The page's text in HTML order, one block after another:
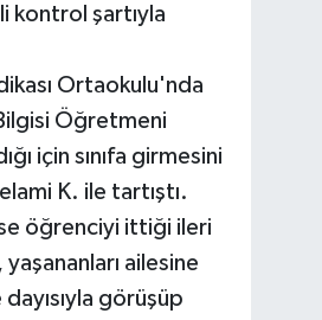
kontrol şartıyla
Ortaokulu'nda
Öğretmeni
için sınıfa girmesini
K. ile tartıştı.
öğrenciyi ittiği ileri
ailesine
görüşüp